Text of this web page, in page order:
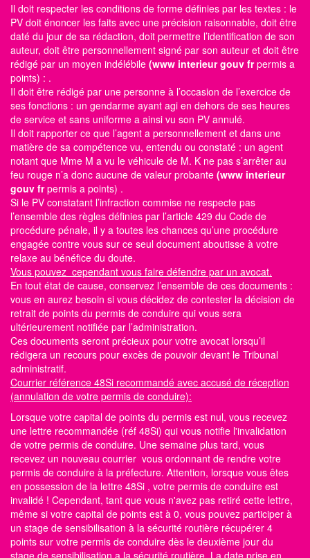
Il doit respecter les conditions de forme définies par les textes : le
PV doit énoncer les faits avec une précision raisonnable, doit être
daté du jour de sa rédaction, doit permettre l’identification de son
auteur, doit être personnellement signé par son auteur et doit être
rédigé par un moyen indélébile (www interieur gouv frpermis a
points) : .
Il doit être rédigé par une personne à l’occasion de l’exercice de
ses fonctions : un gendarme ayant agi en dehors de ses heures
de service et sans uniforme a ainsi vu son PV annulé.
Il doit rapporter ce que l’agent a personnellement et dans une
matière de sa compétence vu, entendu ou constaté : un agent
notant que Mme M a vu le véhicule de M. K ne pas s’arrêter au
feu rouge n’a donc aucune de valeur probante (www interieur
gouv frpermis a points) .
Si le PV constatant l’infraction commise ne respecte pas
l’ensemble des règles définies par l’article 429 du Code de
procédure pénale, il y a toutes les chances qu’une procédure
engagée contre vous sur ce seul document aboutisse à votre
relaxe au bénéfice du doute.
Vous pouvez cependant vous faire défendre par un avocat.
En tout état de cause, conservez l’ensemble de ces documents :
vous en aurez besoin si vous décidez de contester la décision de
retrait de points du permis de conduire qui vous sera
ultérieurement notifiée par l’administration.
Ces documents seront précieux pour votre avocat lorsqu’il
rédigera un recours pour excès de pouvoir devant le Tribunal
administratif.
Courrier référence 48Si recommandé avec accusé de réception
(annulation de votre permis de conduire):
Lorsque votre capital de points du permis est nul, vous recevez
une lettre recommandée (réf 48Si) qui vous notifie l'invalidation
de votre permis de conduire. Une semaine plus tard, vous
recevez un nouveau courrier vous ordonnant de rendre votre
permis de conduire à la préfecture. Attention, lorsque vous êtes
en possession de la lettre 48Si , votre permis de conduire est
invalidé ! Cependant, tant que vous n'avez pas retiré cette lettre,
même si votre capital de points est à 0, vous pouvez participer à
un stage de sensibilisation à la sécurité routière récupérer 4
points sur votre permis de conduire dès le deuxième jour du
stage de sensibilisation a la sécurité routière. La date prise en